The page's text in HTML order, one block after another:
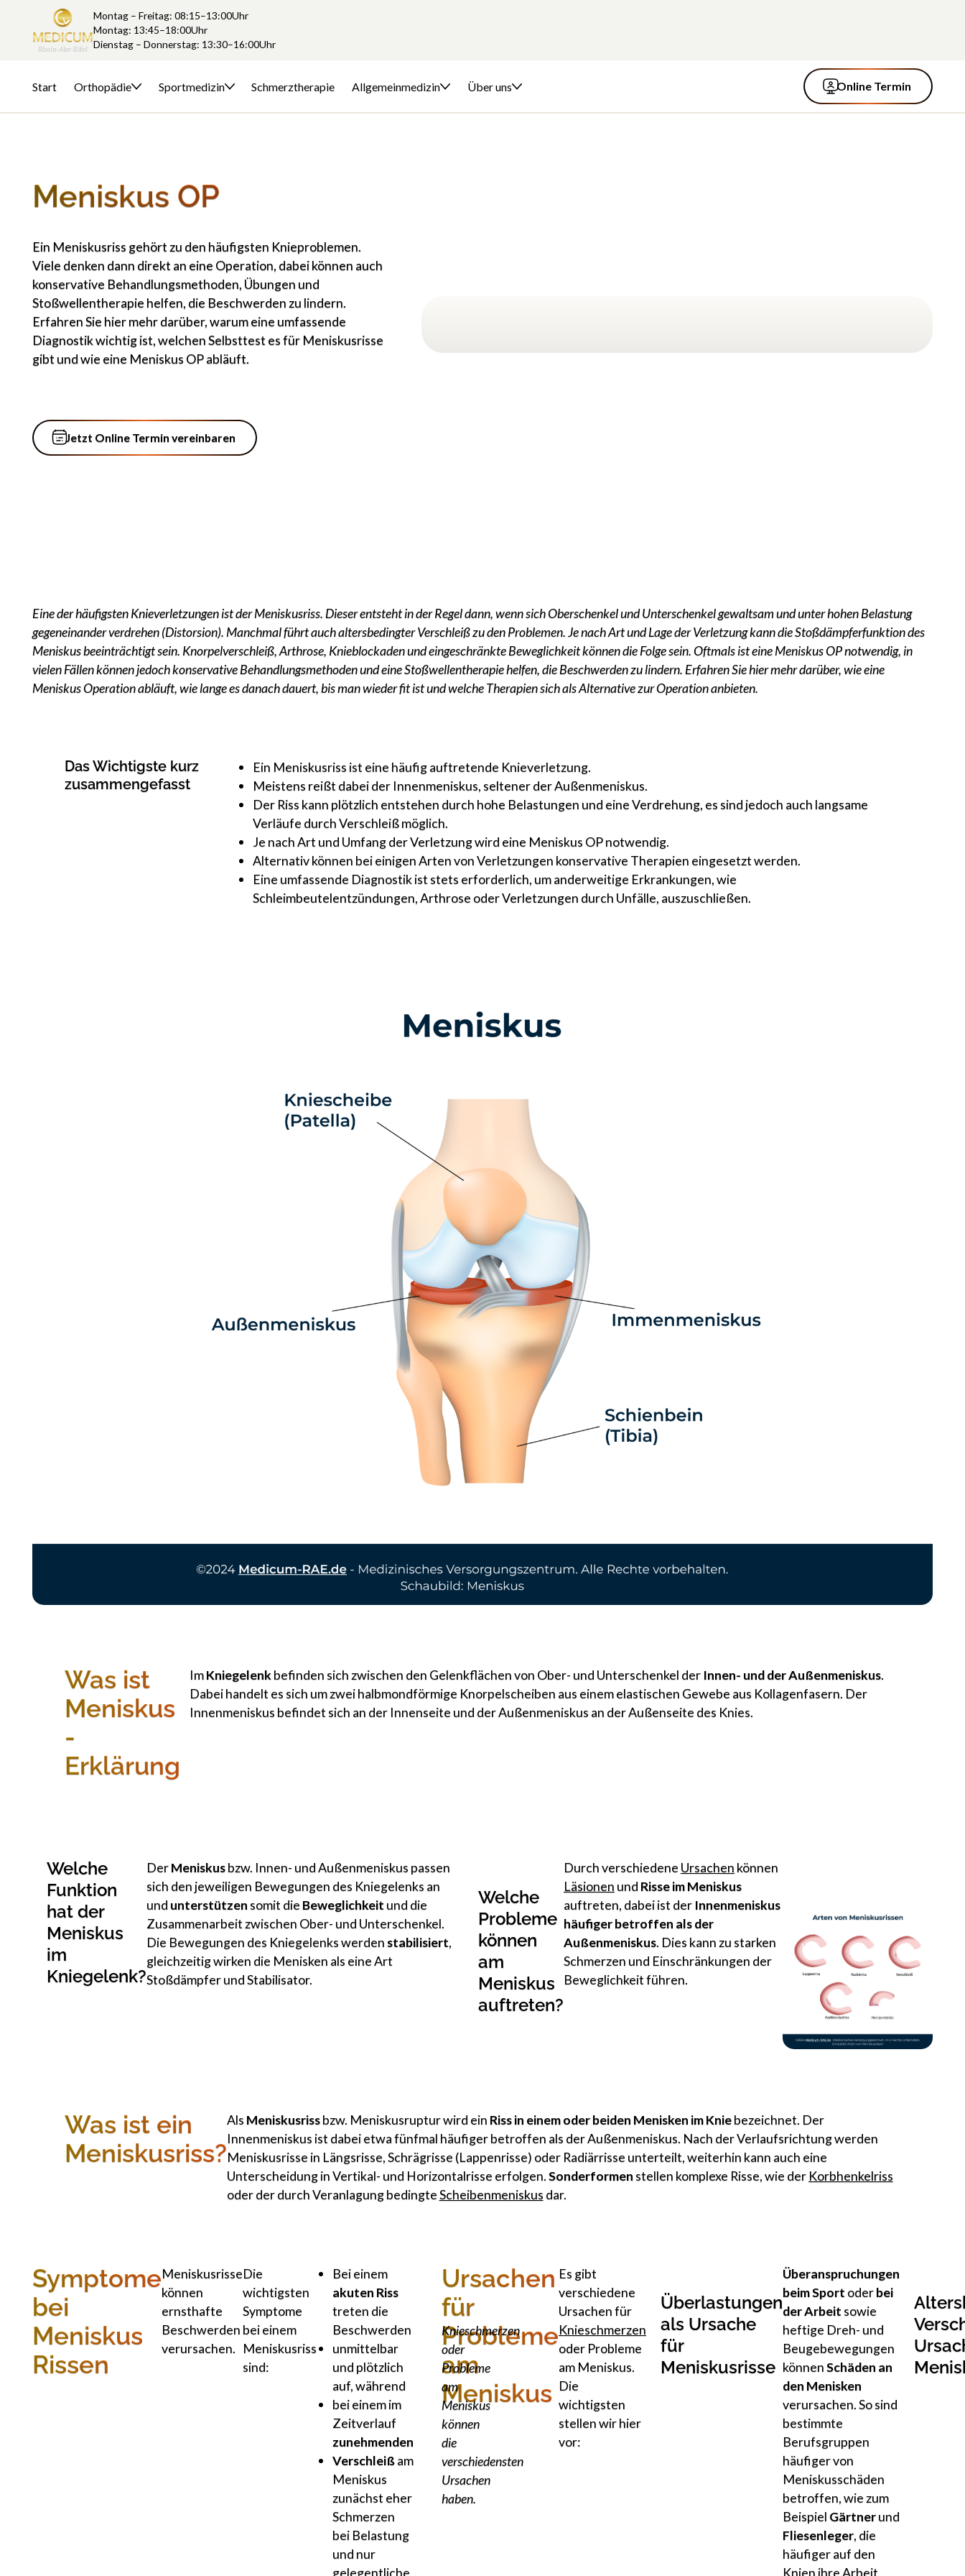
Montag – Freitag: 08:15–13:00Uhr
Montag: 13:45–18:00Uhr
Dienstag – Donnerstag: 13:30–16:00Uhr
Start Orthopädie Sportmedizin Schmerztherapie Allgemeinmedizin Über uns Online Termin
Online Termin
Meniskus OP
Ein Meniskusriss gehört zu den häufigsten Knieproblemen.
Viele denken dann direkt an eine Operation, dabei können auch
konservative Behandlungsmethoden, Übungen und
Stoßwellentherapie helfen, die Beschwerden zu lindern.
Erfahren Sie hier mehr darüber, warum eine umfassende
Diagnostik wichtig ist, welchen Selbsttest es für Meniskusrisse
gibt und wie eine Meniskus OP abläuft.
Jetzt Online Termin vereinbaren
Jetzt Online Termin vereinbaren
Eine der häufigsten Knieverletzungen ist der Meniskusriss. Dieser entsteht in der Regel dann, wenn sich Oberschenkel und Unterschenkel gewaltsam und unter hohen Belastung
gegeneinander verdrehen (Distorsion). Manchmal führt auch altersbedingter Verschleiß zu den Problemen. Je nach Art und Lage der Verletzung kann die Stoßdämpferfunktion des
Meniskus beeinträchtigt sein. Knorpelverschleiß, Arthrose, Knieblockaden und eingeschränkte Beweglichkeit können die Folge sein. Oftmals ist eine Meniskus OP notwendig, in
vielen Fällen können jedoch konservative Behandlungsmethoden und eine Stoßwellentherapie helfen, die Beschwerden zu lindern. Erfahren Sie hier mehr darüber, wie eine
Meniskus Operation abläuft, wie lange es danach dauert, bis man wieder fit ist und welche Therapien sich als Alternative zur Operation anbieten.
Das Wichtigste kurz
zusammengefasst
Ein Meniskusriss ist eine häufig auftretende Knieverletzung.
Meistens reißt dabei der Innenmeniskus, seltener der Außenmeniskus.
Der Riss kann plötzlich entstehen durch hohe Belastungen und eine Verdrehung, es sind jedoch auch langsame
Verläufe durch Verschleiß möglich.
Je nach Art und Umfang der Verletzung wird eine Meniskus OP notwendig.
Alternativ können bei einigen Arten von Verletzungen konservative Therapien eingesetzt werden.
Eine umfassende Diagnostik ist stets erforderlich, um anderweitige Erkrankungen, wie
Schleimbeutelentzündungen, Arthrose oder Verletzungen durch Unfälle, auszuschließen.
Was ist
Meniskus
-
Erklärung
ImKniegelenk befinden sich zwischen den Gelenkflächen von Ober- und Unterschenkel der Innen- und der Außenmeniskus.
Dabei handelt es sich um zwei halbmondförmige Knorpelscheiben aus einem elastischen Gewebe aus Kollagenfasern. Der
Innenmeniskus befindet sich an der Innenseite und der Außenmeniskus an der Außenseite des Knies.
Welche
Funktion
hat der
Meniskus
im
Kniegelenk?
DerMeniskusbzw. Innen- und Außenmeniskus passen
sich den jeweiligen Bewegungen des Kniegelenks an
und unterstützen somit die Beweglichkeit und die
Zusammenarbeit zwischen Ober- und Unterschenkel.
Die Bewegungen des Kniegelenks werden stabilisiert,
gleichzeitig wirken die Menisken als eine Art
Stoßdämpfer und Stabilisator.
Welche
Probleme
können
am
Meniskus
auftreten?
Durch verschiedene Ursachen können
Läsionen und Risse im Meniskus
auftreten, dabei ist derInnenmeniskus
häufiger betroffen als der
Außenmeniskus. Dies kann zu starken
Schmerzen und Einschränkungen der
Beweglichkeit führen.
Was ist ein
Meniskusriss?
Als Meniskusrissbzw. Meniskusruptur wird ein Riss in einem oder beiden Menisken im Kniebezeichnet. Der
Innenmeniskus ist dabei etwa fünfmal häufiger betroffen als der Außenmeniskus. Nach der Verlaufsrichtung werden
Meniskusrisse in Längsrisse, Schrägrisse (Lappenrisse) oder Radiärrisse unterteilt, weiterhin kann auch eine
Unterscheidung in Vertikal- und Horizontalrisse erfolgen.Sonderformen stellen komplexe Risse, wie der Korbhenkelriss
oder der durch Veranlagung bedingteScheibenmeniskus dar.
Symptome
bei
Meniskus
Rissen
Meniskusrisse
können
ernsthafte
Beschwerden
verursachen.
Die
wichtigsten
Symptome
bei einem
Meniskusriss
sind:
Stechende
Schmerzen
im
Knie
Einschränkung
der
Beweglichkeit
Gefühl
einer
Knieblockade
Vollständiges
Strecken
oder
Beugen
des
Knies
kaum
Bei einem
akuten Riss
treten die
Beschwerden
unmittelbar
und plötzlich
auf, während
bei einem im
Zeitverlauf
zunehmenden
Verschleißam
Meniskus
zunächst eher
Schmerzen
bei Belastung
und nur
gelegentliche
Knieschmerzen
oder
Probleme
am
Meniskus
können
die
verschiedensten
Ursachen
haben.
Ursachen
für
Probleme
am
Meniskus
Es gibt
verschiedene
Ursachen für
Knieschmerzen
oder Probleme
am Meniskus.
Die
wichtigsten
stellen wir hier
vor:
Überlastungen
als Ursache
für
Meniskusrisse
Überanspruchungen
beim Sport oderbei
der Arbeit sowie
heftige Dreh- und
Beugebewegungen
könnenSchäden an
den Menisken
verursachen. So sind
bestimmte
Berufsgruppen
häufiger von
Meniskusschäden
betroffen, wie zum
Beispiel Gärtnerund
Fliesenleger, die
häufiger auf den
Knien ihre Arbeit